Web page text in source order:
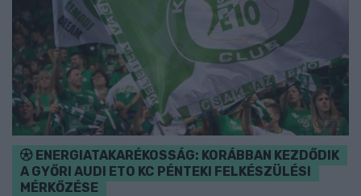
ENERGIATAKARÉKOSSÁG: KORÁBBAN KEZDŐDIK
A GYŐRI AUDI ETO KC PÉNTEKI FELKÉSZÜLÉSI
MÉRKŐZÉSE